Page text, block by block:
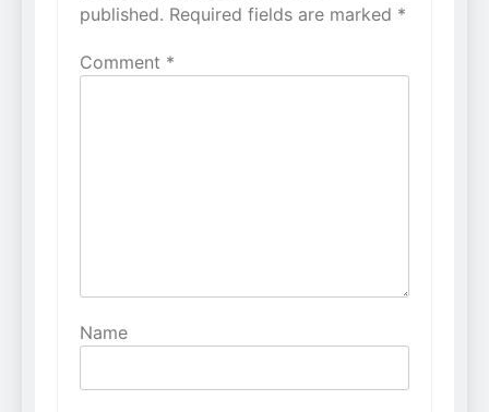
published. Required fields are marked *
Comment *
Name